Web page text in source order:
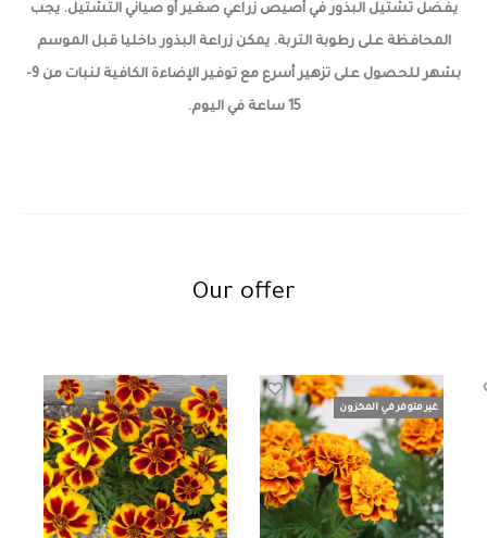
يفضل تشتيل البذور في أصيص زراعي صغير أو صياني التشتيل. يجب
المحافظة على رطوبة التربة. يمكن زراعة البذور داخليا قبل الموسم
بشهر للحصول على تزهير أسرع مع توفير الإضاءة الكافية لنبات من 9-
15 ساعة في اليوم.
Our offer
غير متوفر في المخزون